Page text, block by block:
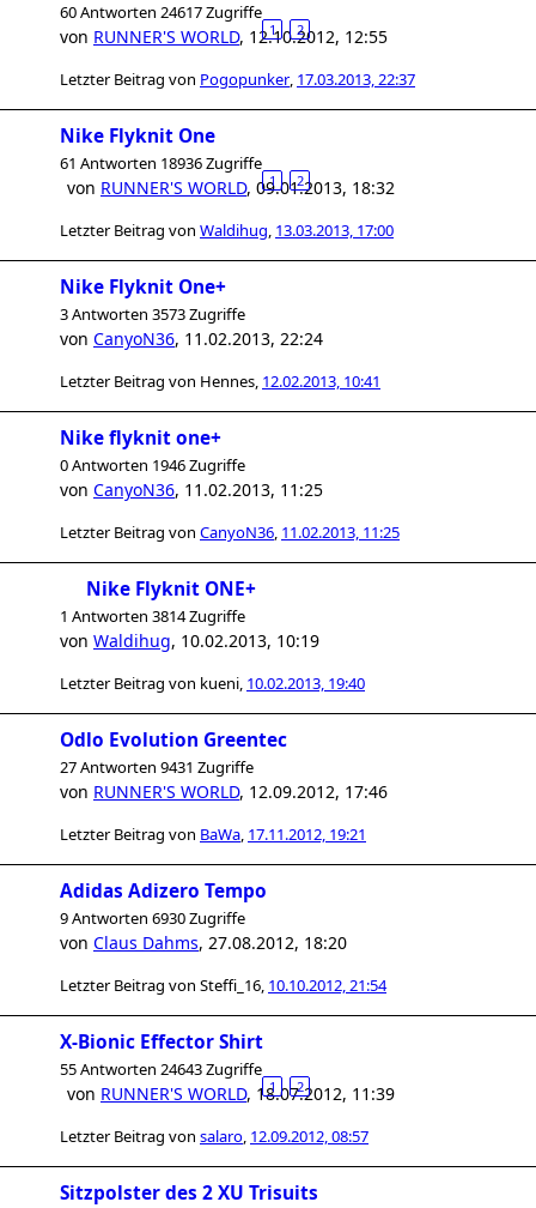
60 Antworten 24617 Zugriffe
1 2
von RUNNER'S WORLD, 12.10.2012, 12:55
Letzter Beitrag von Pogopunker, 17.03.2013, 22:37
Nike Flyknit One
61 Antworten 18936 Zugriffe
1 2
von RUNNER'S WORLD, 09.01.2013, 18:32
Letzter Beitrag von Waldihug, 13.03.2013, 17:00
Nike Flyknit One+
3 Antworten 3573 Zugriffe
von CanyoN36, 11.02.2013, 22:24
Letzter Beitrag von Hennes, 12.02.2013, 10:41
Nike flyknit one+
0 Antworten 1946 Zugriffe
von CanyoN36, 11.02.2013, 11:25
Letzter Beitrag von CanyoN36, 11.02.2013, 11:25
Nike Flyknit ONE+
1 Antworten 3814 Zugriffe
von Waldihug, 10.02.2013, 10:19
Letzter Beitrag von kueni, 10.02.2013, 19:40
Odlo Evolution Greentec
27 Antworten 9431 Zugriffe
von RUNNER'S WORLD, 12.09.2012, 17:46
Letzter Beitrag von BaWa, 17.11.2012, 19:21
Adidas Adizero Tempo
9 Antworten 6930 Zugriffe
von Claus Dahms, 27.08.2012, 18:20
Letzter Beitrag von Steffi_16, 10.10.2012, 21:54
X-Bionic Effector Shirt
55 Antworten 24643 Zugriffe
1 2
von RUNNER'S WORLD, 18.07.2012, 11:39
Letzter Beitrag von salaro, 12.09.2012, 08:57
Sitzpolster des 2 XU Trisuits